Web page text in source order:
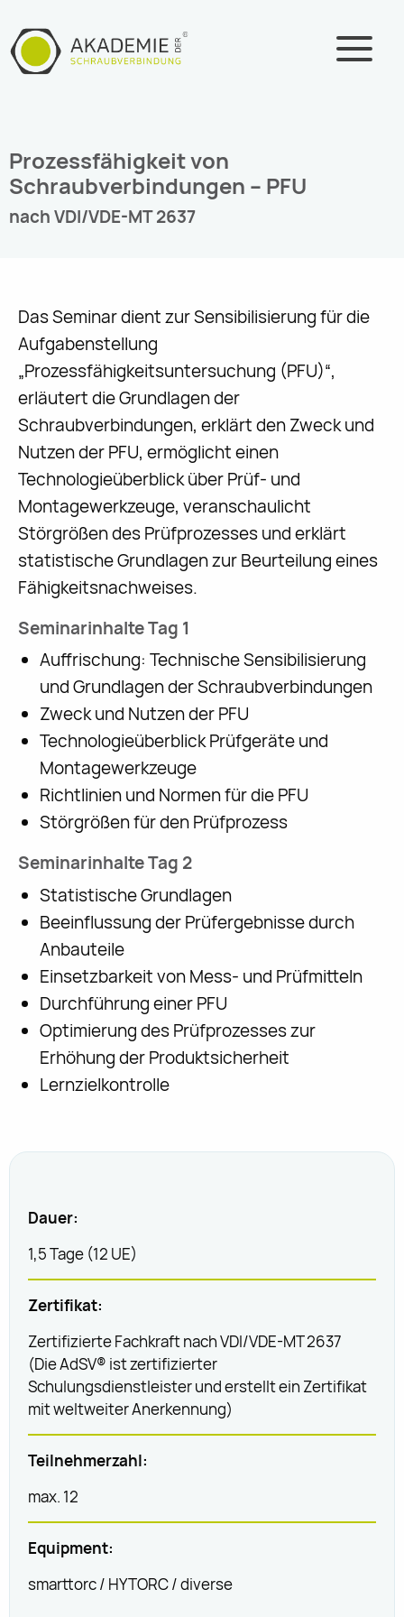
Inhalt
springen
Prozessfähigkeit von
Schraubverbindungen – PFU
nach VDI/VDE-MT 2637
Das Seminar dient zur Sensibilisierung für die
Aufgabenstellung
„Prozessfähigkeitsuntersuchung (PFU)“,
erläutert die Grundlagen der
Schraubverbindungen, erklärt den Zweck und
Nutzen der PFU, ermöglicht einen
Technologieüberblick über Prüf- und
Montagewerkzeuge, veranschaulicht
Störgrößen des Prüfprozesses und erklärt
statistische Grundlagen zur Beurteilung eines
Fähigkeitsnachweises.
Seminarinhalte Tag 1
Auffrischung: Technische Sensibilisierung
und Grundlagen der Schraubverbindungen
Zweck und Nutzen der PFU
Technologieüberblick Prüfgeräte und
Montagewerkzeuge
Richtlinien und Normen für die PFU
Störgrößen für den Prüfprozess
Seminarinhalte Tag 2
Statistische Grundlagen
Beeinflussung der Prüfergebnisse durch
Anbauteile
Einsetzbarkeit von Mess- und Prüfmitteln
Durchführung einer PFU
Optimierung des Prüfprozesses zur
Erhöhung der Produktsicherheit
Lernzielkontrolle
Dauer:
1,5 Tage (12 UE)
Zertifikat:
Zertifizierte Fachkraft nach VDI/VDE-MT 2637
(Die AdSV® ist zertifizierter
Schulungsdienstleister und erstellt ein Zertifikat
mit weltweiter Anerkennung)
Teilnehmerzahl:
max. 12
Equipment:
smarttorc / HYTORC / diverse